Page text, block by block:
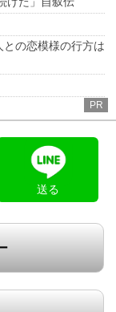
との恋模様の行方は
PR
送る